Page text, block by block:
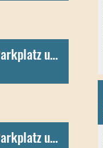
SSDS RG Ostschweiz Parkplatz und Toiletten
SSDS RG Ostschweiz Parkplatz und Toiletten